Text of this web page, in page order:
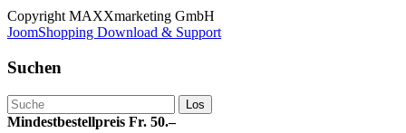
Copyright MAXXmarketing GmbH
JoomShopping Download & Support
Suchen
Mindestbestellpreis Fr. 50.–